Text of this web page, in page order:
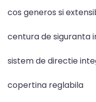
cos generos si
centura de siguranta
sistem de directie
copertina reglabila